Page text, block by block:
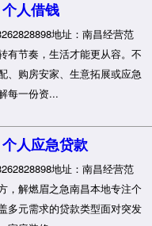
人借钱
地址：南昌经营范
有节奏，生活才能更从容。不
、购房安家、生意拓展或应急
每一份资...
人应急贷款
地址：南昌经营范
，解燃眉之急南昌本地专注个
多元需求的贷款类型面对突发